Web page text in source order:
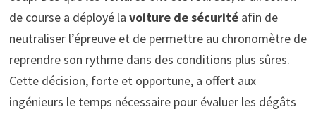
de course a déployé la voiture de sécuritéafin de
neutraliser l’épreuve et de permettre au chronomètre de
reprendre son rythme dans des conditions plus sûres.
Cette décision, forte et opportune, a offert aux
ingénieurs le temps nécessaire pour évaluer les dégâts